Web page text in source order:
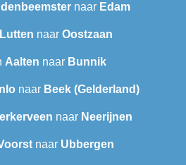
naar Edam
Lutten naar Oostzaan
Aalten naar Bunnik
naar Beek (Gelderland)
naar Neerijnen
naar Ubbergen